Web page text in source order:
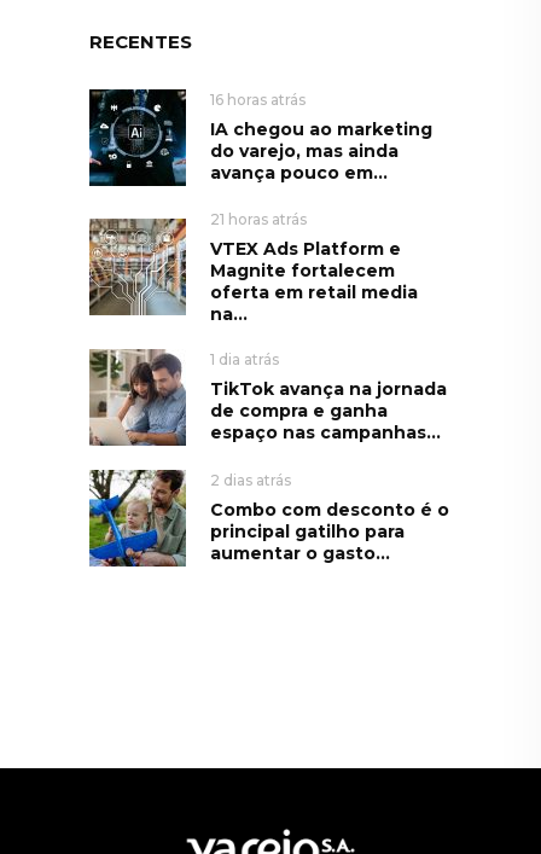
RECENTES
16 horas atrás
IA chegou ao marketing
do varejo, mas ainda
avança pouco em...
21 horas atrás
VTEX Ads Platform e
Magnite fortalecem
oferta em retail media
na...
1 dia atrás
TikTok avança na jornada
de compra e ganha
espaço nas campanhas...
2 dias atrás
Combo com desconto é o
principal gatilho para
aumentar o gasto...